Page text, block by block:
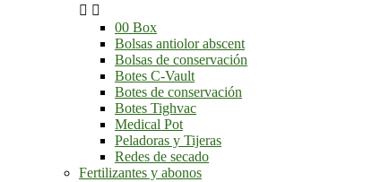
 
00 Box
Bolsas antiolor abscent
Bolsas de conservación
Botes C-Vault
Botes de conservación
Botes Tighvac
Medical Pot
Peladoras y Tijeras
Redes de secado
Fertilizantes y abonos